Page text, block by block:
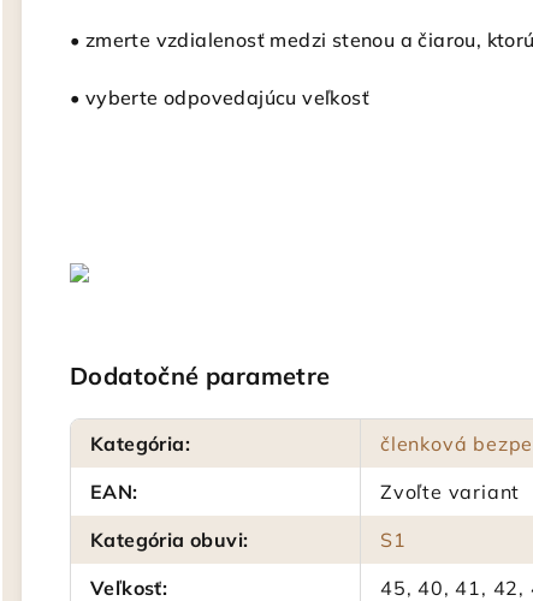
• zmerte vzdialenosť medzi stenou a čiarou,
• vyberte odpovedajúcu veľkosť
Dodatočné parametre
Kategória:
členková
EAN:
Zvoľte variant
Kategória obuvi:
S1
Veľkosť:
45, 40, 41, 42,